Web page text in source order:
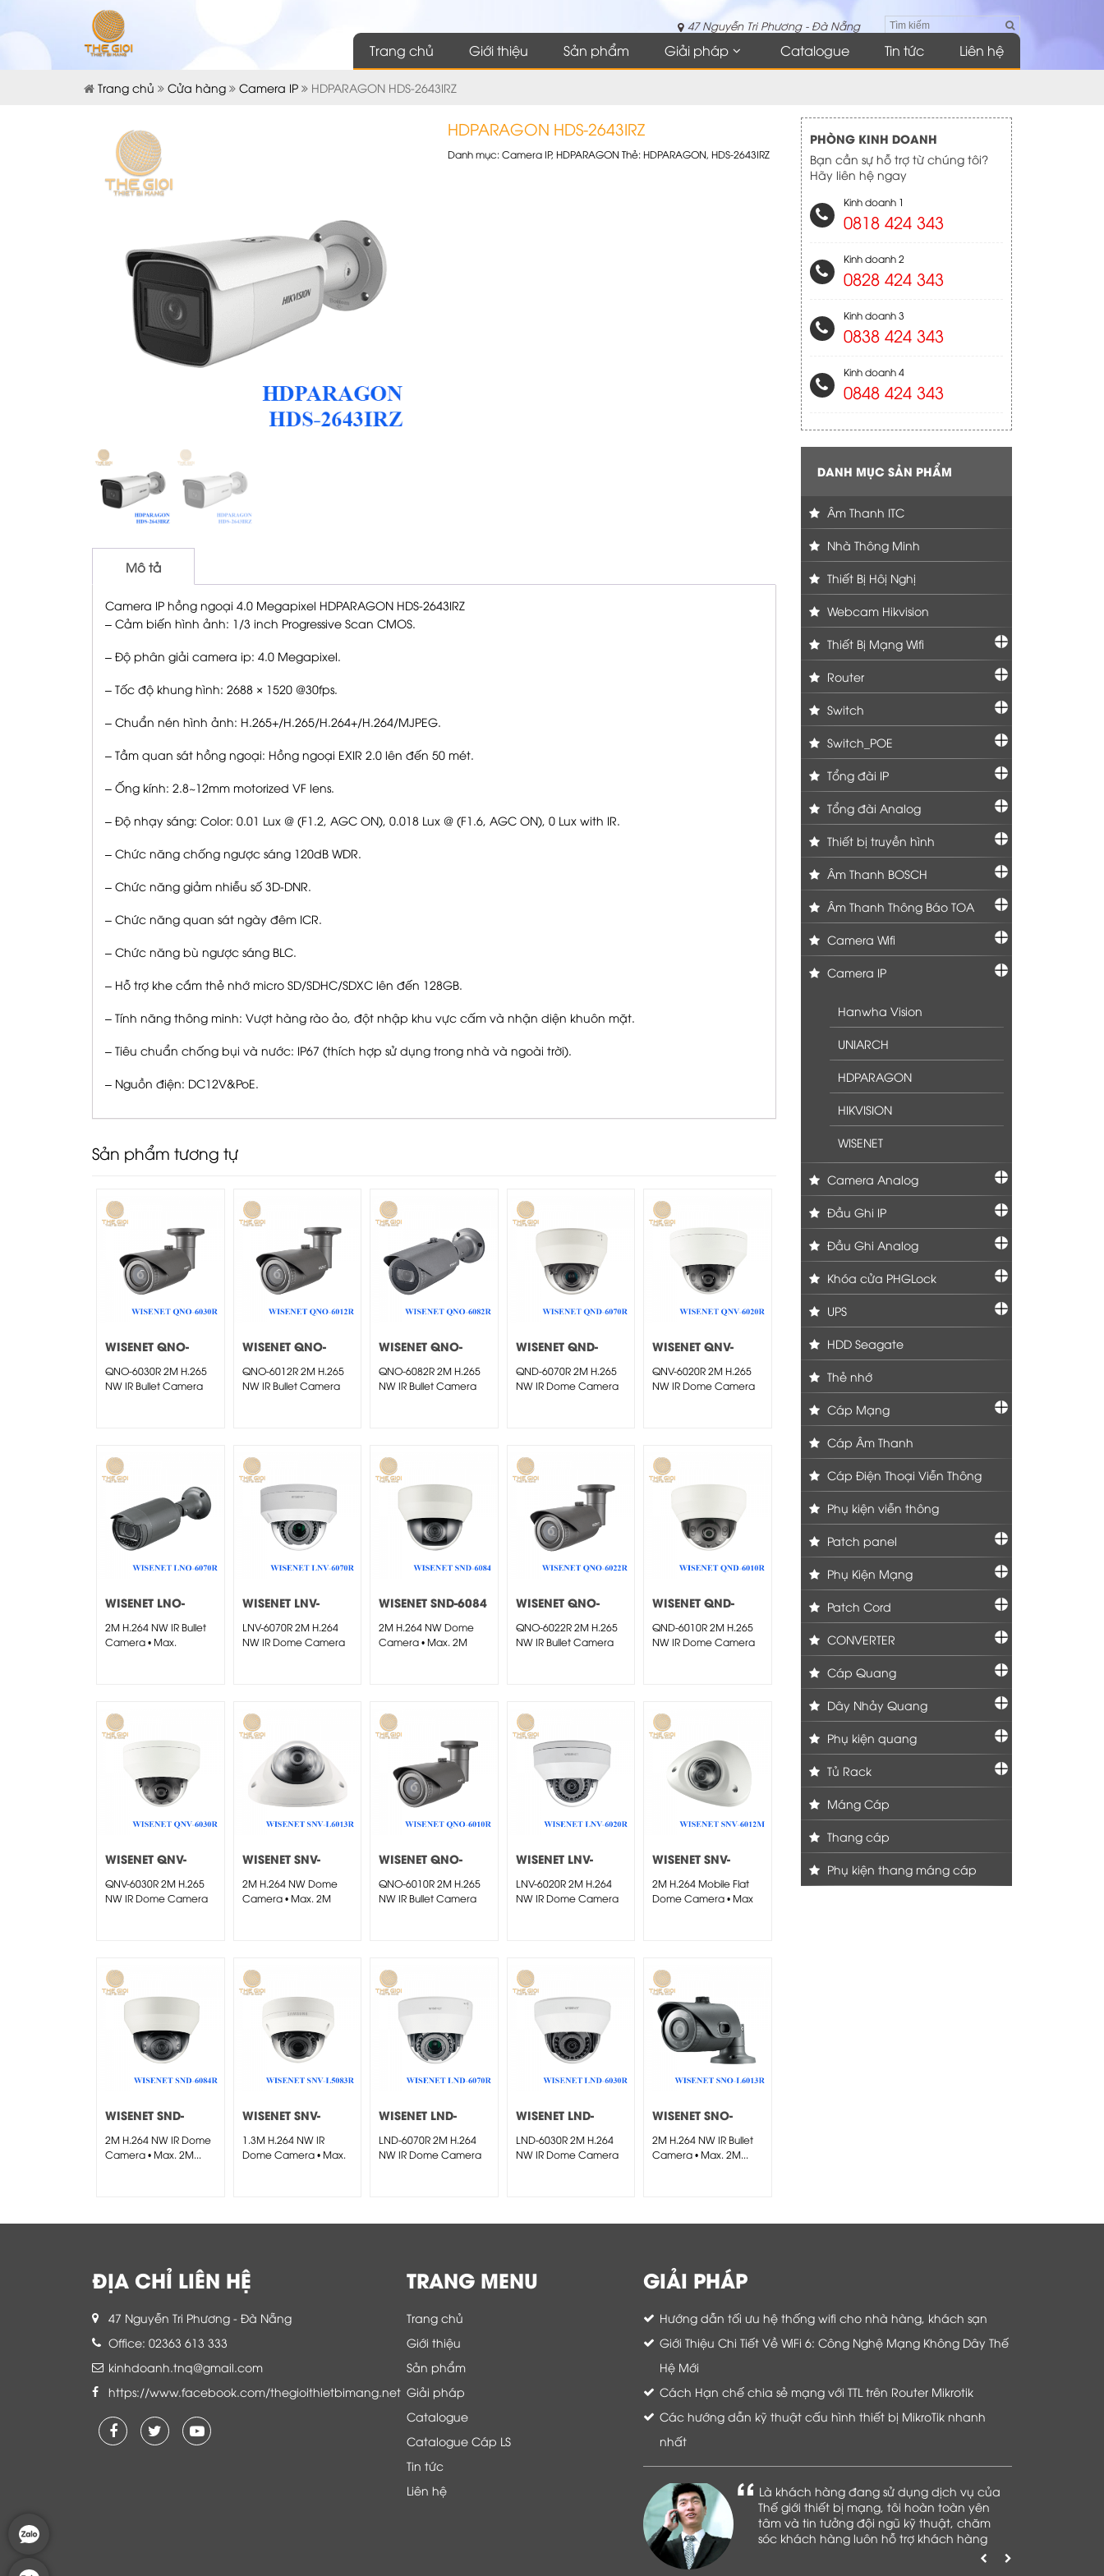
47 Nguyễn Tri Phương - Đà Nẵng
Trang chủ Giới thiệu Sản phẩm Giải pháp Catalogue Tin tức Liên hệ
Trang chủ Cửa hàng Camera IP HDPARAGON HDS-2643IRZ
HDPARAGON HDS-2643IRZ
Danh mục:Camera IP, HDPARAGON Thẻ:HDPARAGON, HDS-2643IRZ
Mô tả
Camera IP hồng ngoại 4.0 Megapixel HDPARAGON HDS-2643IRZ
– Cảm biến hình ảnh: 1/3 inch Progressive Scan CMOS.
– Độ phân giải camera ip: 4.0 Megapixel.
– Tốc độ khung hình: 2688 × 1520 @30fps.
– Chuẩn nén hình ảnh: H.265+/H.265/H.264+/H.264/MJPEG.
– Tầm quan sát hồng ngoại: Hồng ngoại EXIR 2.0 lên đến 50 mét.
– Ống kính: 2.8~12mm motorized VF lens.
– Độ nhạy sáng: Color: 0.01 Lux @ (F1.2, AGC ON), 0.018 Lux @ (F1.6, AGC ON), 0 Lux with IR.
– Chức năng chống ngược sáng 120dB WDR.
– Chức năng giảm nhiễu số 3D-DNR.
– Chức năng quan sát ngày đêm ICR.
– Chức năng bù ngược sáng BLC.
– Hỗ trợ khe cắm thẻ nhớ micro SD/SDHC/SDXC lên đến 128GB.
– Tính năng thông minh: Vượt hàng rào ảo, đột nhập khu vực cấm và nhận diện khuôn mặt.
– Tiêu chuẩn chống bụi và nước: IP67 (thích hợp sử dụng trong nhà và ngoài trời).
– Nguồn điện: DC12V&PoE.
Sản phẩm tương tự
WISENET QNO-
6030R
QNO-6030R 2M H.265
NW IR Bullet Camera
WISENET QNO-
6012R
QNO-6012R 2M H.265
NW IR Bullet Camera
WISENET QNO-
6082R
QNO-6082R 2M H.265
NW IR Bullet Camera
WISENET QND-
6070R
QND-6070R 2M H.265
NW IR Dome Camera
WISENET QNV-
6020R
QNV-6020R 2M H.265
NW IR Dome Camera
WISENET LNO-
6070R
2M H.264 NW IR Bullet
Camera • Max.
WISENET LNV-
6070R
LNV-6070R 2M H.264
NW IR Dome Camera
WISENET SND-6084
2M H.264 NW Dome
Camera • Max. 2M
WISENET QNO-
6022R
QNO-6022R 2M H.265
NW IR Bullet Camera
WISENET QND-
6010R
QND-6010R 2M H.265
NW IR Dome Camera
WISENET QNV-
6030R
QNV-6030R 2M H.265
NW IR Dome Camera
WISENET SNV-
L6013R
2M H.264 NW Dome
Camera • Max. 2M
WISENET QNO-
6010R
QNO-6010R 2M H.265
NW IR Bullet Camera
WISENET LNV-
6020R
LNV-6020R 2M H.264
NW IR Dome Camera
WISENET SNV-
6012M
2M H.264 Mobile Flat
Dome Camera • Max
WISENET SND-
6084R
2M H.264 NW IR Dome
Camera • Max. 2M...
WISENET SNV-
L5083R
1.3M H.264 NW IR
Dome Camera • Max.
WISENET LND-
6070R
LND-6070R 2M H.264
NW IR Dome Camera
WISENET LND-
6030R
LND-6030R 2M H.264
NW IR Dome Camera
WISENET SNO-
L6013R
2M H.264 NW IR Bullet
Camera • Max. 2M...
PHÒNG KINH DOANH
Bạn cần sự hỗ trợ từ chúng tôi?
Hãy liên hệ ngay
Kinh doanh 1
0818 424 343
Kinh doanh 2
0828 424 343
Kinh doanh 3
0838 424 343
Kinh doanh 4
0848 424 343
DANH MỤC SẢN PHẨM
Âm Thanh ITC
Nhà Thông Minh
Thiết Bị Hôị Nghị
Webcam Hikvision
Thiết Bị Mạng Wifi
Router
Switch
Switch_POE
Tổng đài IP
Tổng đài Analog
Thiết bị truyền hình
Âm Thanh BOSCH
Âm Thanh Thông Báo TOA
Camera Wifi
Camera IP
Hanwha Vision
UNIARCH
HDPARAGON
HIKVISION
WISENET
Camera Analog
Đầu Ghi IP
Đầu Ghi Analog
Khóa cửa PHGLock
UPS
HDD Seagate
Thẻ nhớ
Cáp Mạng
Cáp Âm Thanh
Cáp Điện Thoại Viễn Thông
Phụ kiện viễn thông
Patch panel
Phụ Kiện Mạng
Patch Cord
CONVERTER
Cáp Quang
Dây Nhảy Quang
Phụ kiện quang
Tủ Rack
Máng Cáp
Thang cáp
Phụ kiện thang máng cáp
ĐỊA CHỈ LIÊN HỆ
47 Nguyễn Tri Phương - Đà Nẵng
Office: 02363 613 333
kinhdoanh.tnq@gmail.com
https://www.facebook.com/thegioithietbimang.net
TRANG MENU
Trang chủ
Giới thiệu
Sản phẩm
Giải pháp
Catalogue
Catalogue Cáp LS
Tin tức
Liên hệ
GIẢI PHÁP
Hướng dẫn tối ưu hệ thống wifi cho nhà hàng, khách sạn
Giới Thiệu Chi Tiết Về WiFi 6: Công Nghệ Mạng Không Dây Thế
Hệ Mới
Cách Hạn chế chia sẻ mạng với TTL trên Router Mikrotik
Các hướng dẫn kỹ thuật cấu hình thiết bị MikroTik nhanh
nhất
tâm và tin tưởng đội ngũ kỹ thuật, chăm
sóc khách hàng luôn hỗ trợ khách hàng
Là khách hàng đang sử dụng dịch vụ của
Là khách hàng đang sử dụng dịch vụ của
Thế giới thiết bị mạng, tôi hoàn toàn yên
tâm và tin tưởng đội ngũ kỹ thuật, chăm
sóc khách hàng luôn hỗ trợ khách hàng